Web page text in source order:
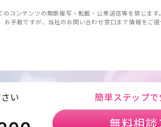
コンテンツの無断複写・転載・公衆送信等を禁じます
手数ですが、当社のお問い合わせ窓口まで情報をご
い 簡単ステップ
無料相